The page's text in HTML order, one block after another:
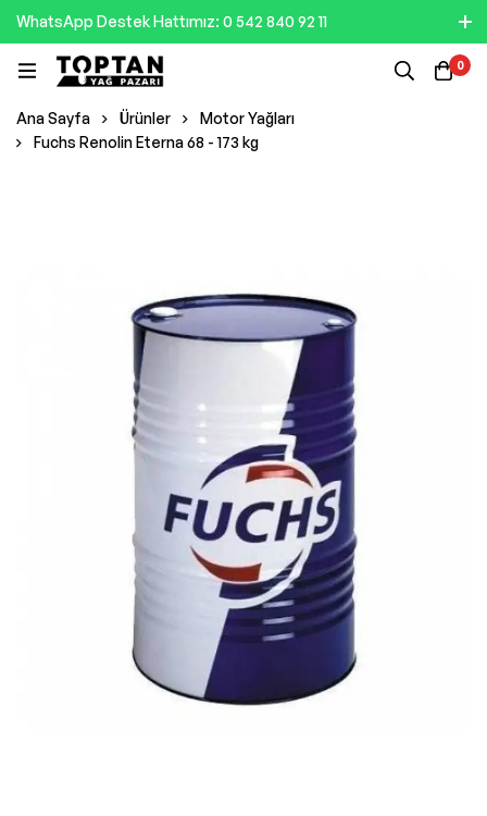
WhatsApp Destek Hattımız: 0 542 840 92 11
0
Ana Sayfa Ürünler
Motor Yağları
Fuchs Renolin Eterna 68 - 173 kg